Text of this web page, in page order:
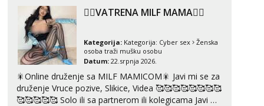
tel:0,93€ - mob:1,12€ min
Mira
Razgovaram :)
Tel:
tel:0,93€ - mob:1,12€ min
Obavijesti me kada se oslobodi
Lucija
poljupce po tijelu koji me jako pale,obozavam kad
muskar...
❤️‍🔥VATRENA MILF MAMA❤️‍🔥
Kategorija: Kategorija: Cyber sex
Ženska
osoba traži mušku osobu
Datum: 22.srpnja 2026.
🎇Online druženje sa MILF MAMICOM🎇 Javi mi se za
druženje Vruce pozive, Slikice, Videa 🥰🥰🥰🥰🥰🥰🥰🥰
🥰🥰🥰🥰🥰 Solo ili sa partnerom ili kolegicama Javi mi